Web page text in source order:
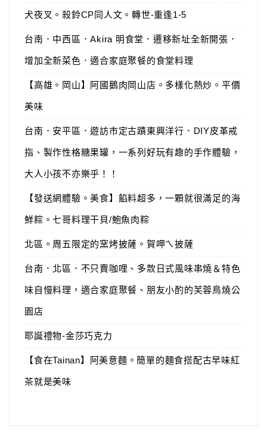
犬夜叉。殺鈴CP同人文。轉世-重逢1-5
台南．中西區．Akira 明食堂．遷移新址全新開張．
增加全新菜色．適合家庭聚餐的食堂料理
【高雄。岡山】阿國鵝肉岡山店。多樣化熱炒。平價
美味
台南．安平區．遊訪市定古蹟東興洋行．DIY皮革戒
指、製作性格糖果罐，一系列好玩有趣的手作體驗，
大人小孩不亦樂乎！！
【發送網體驗。美食】餡料超多，一顆就很滿足的海
鮮粽。七哥料理干貝/鮑魚肉粽
北區。周五限定的窯烤披薩。賀呷ㄟ披薩
台南．北區．不只賣咖哩、多款日式風味串燒＆特色
味自慢料理，適合家庭聚餐、朋友小酌的芙蓉鳥燒公
園店
耶誕禮物-金莎巧克力
【食在Tainan】阿美意麵。簡單的麵食搭配古早味紅
茶就是美味